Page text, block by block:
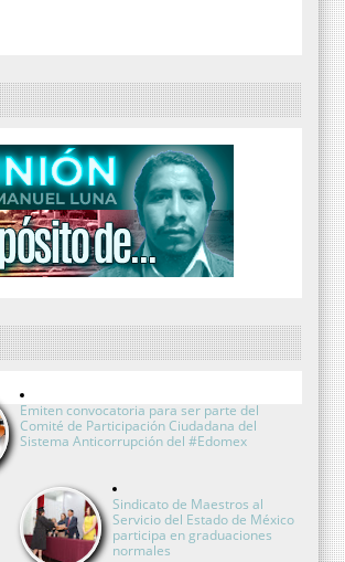
Emiten convocatoria para ser parte del
Comité de Participación Ciudadana del
Sistema Anticorrupción del #Edomex
Sindicato de Maestros al
Servicio del Estado de México
participa en graduaciones
normales